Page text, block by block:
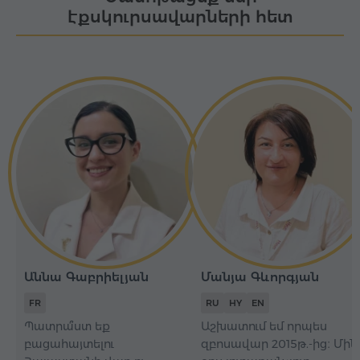
էքսկուրսավարների հետ
Աննա Գաբրիելյան
FR
Պատրա՞ստ եք
բացահայտելու
Մանյա Գևորգյան
RU HY EN
Աշխատում եմ որպես
զբոսավար 2015թ.-ից։